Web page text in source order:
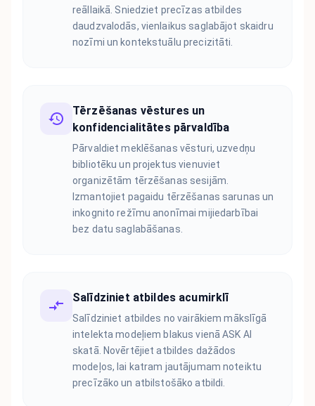
reāllaikā. Sniedziet precīzas atbildes
daudzvalodās, vienlaikus saglabājot skaidru
nozīmi un kontekstuālu precizitāti.
Tērzēšanas vēstures un
konfidencialitātes pārvaldība
Pārvaldiet meklēšanas vēsturi, uzvedņu
bibliotēku un projektus vienuviet
organizētām tērzēšanas sesijām.
Izmantojiet pagaidu tērzēšanas sarunas un
inkognito režīmu anonīmai mijiedarbībai
bez datu saglabāšanas.
Salīdziniet atbildes acumirklī
Salīdziniet atbildes no vairākiem mākslīgā
intelekta modeļiem blakus vienā ASK AI
skatā. Novērtējiet atbildes dažādos
modeļos, lai katram jautājumam noteiktu
precīzāko un atbilstošāko atbildi.